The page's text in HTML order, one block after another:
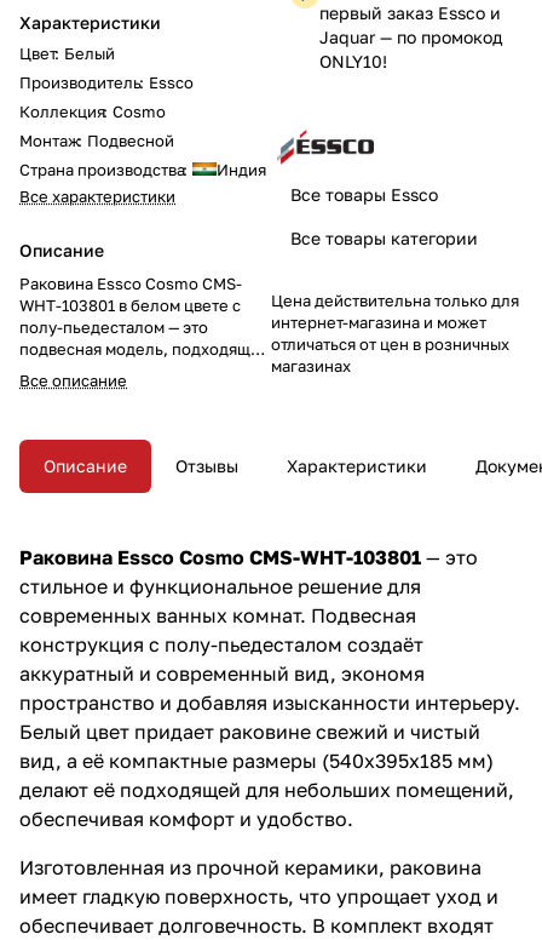
Характеристики
Цвет: Белый
Производитель: Essco
Коллекция: Cosmo
Монтаж: Подвесной
Страна производства:
Индия
Все характеристики
Описание
Раковина Essco Cosmo CMS-
WHT-103801 в белом цвете с
полу-пьедесталом — это
подвесная модель, подходящая
для современных ванных
комнат. С размерами
комплектом крепежных
аксессуаров она обеспечивает
удобство установки и
Все описание
первый заказ Essco и
Jaquar — по промокод
ONLY10!
Все товары Essco
Все товары категории
Цена действительна только для
интернет-магазина и может
отличаться от цен в розничных
магазинах
Описание Отзывы Характеристики
Раковина Essco Cosmo CMS-WHT-103801 — это
стильное и функциональное решение для
современных ванных комнат. Подвесная
конструкция с полу-пьедесталом создаёт
аккуратный и современный вид, экономя
пространство и добавляя изысканности интерьеру.
Белый цвет придает раковине свежий и чистый
вид, а её компактные размеры (540x395x185 мм)
делают её подходящей для небольших помещений,
обеспечивая комфорт и удобство.
Изготовленная из прочной керамики, раковина
имеет гладкую поверхность, что упрощает уход и
обеспечивает долговечность. В комплект входят